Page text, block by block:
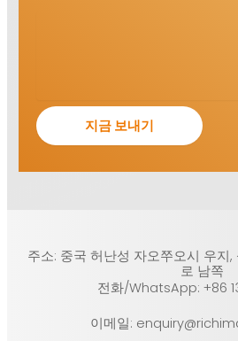
주소: 중국 허난성 자오쭈오시 우지
로 남쪽
전화/WhatsApp: +86
이메일: